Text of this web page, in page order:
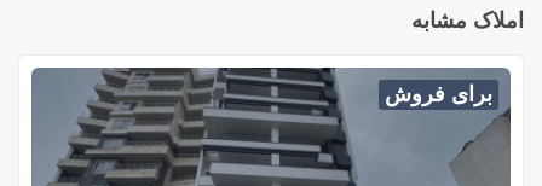
املاک مشابه
برای فروش